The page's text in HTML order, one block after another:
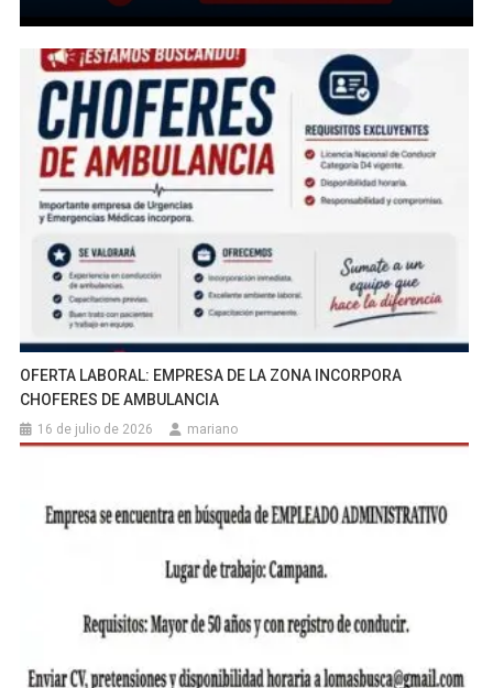
OFERTA LABORAL: EMPRESA DE LA ZONA INCORPORA
CHOFERES DE AMBULANCIA
16 de julio de 2026 mariano